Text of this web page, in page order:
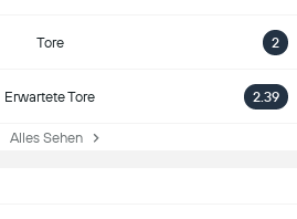
Tore 2
Erwartete Tore 2.39
Alles Sehen